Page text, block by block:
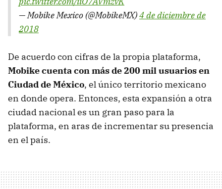
— Mobike Mexico (@MobikeMX)4 de diciembre de
2018
De acuerdo con cifras de la propia plataforma,
Mobike cuenta con más de 200 mil usuarios en
Ciudad de México, el único territorio mexicano
en donde opera. Entonces, esta expansión a otra
ciudad nacional es un gran paso para la
plataforma, en aras de incrementar su presencia
en el país.